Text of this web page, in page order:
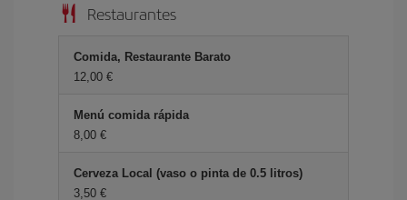
Restaurantes
Comida, Restaurante Barato
12,00 €
Menú comida rápida
8,00 €
Cerveza Local (vaso o pinta de 0.5 litros)
3,50 €